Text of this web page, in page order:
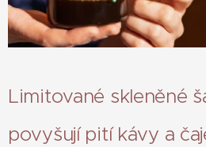
Limitované skleněné
povyšují pití kávy a